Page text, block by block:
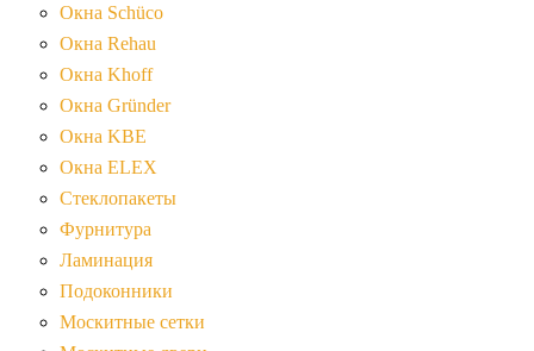
Окна Schüco
Окна Rehau
Окна Khoff
Окна Gründer
Окна KBE
Окна ELEX
Стеклопакеты
Фурнитура
Ламинация
Подоконники
Москитные сетки